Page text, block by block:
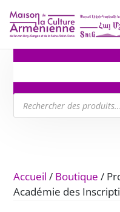
Recherche
de
produits
Accueil / Boutique /
Académie des